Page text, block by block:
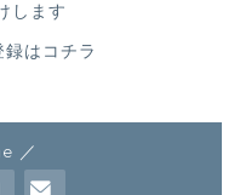
します
はコチラ
／